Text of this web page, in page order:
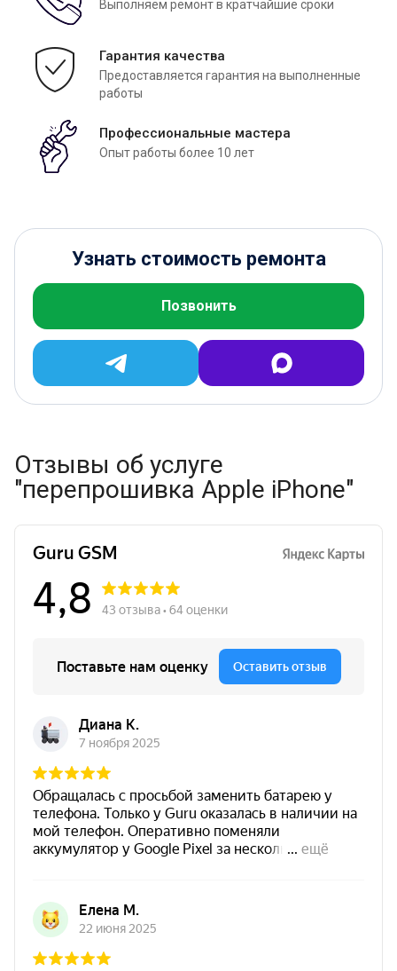
Выполняем ремонт в кратчайшие сроки
Гарантия качества
Предоставляется гарантия на выполненные
работы
Профессиональные мастера
Опыт работы более 10 лет
Узнать стоимость ремонта
Позвонить
Отзывы об услуге
"перепрошивка Apple iPhone"